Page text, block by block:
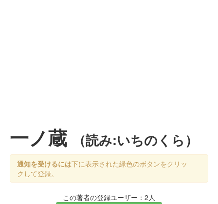
一ノ蔵 （読み:いちのくら）
通知を受けるには下に表示された緑色のボタンをクリッ
クして登録。
この著者の登録ユーザー：2人